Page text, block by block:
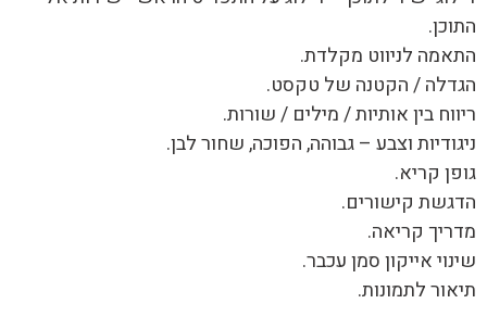
התוכן.
התאמה לניווט מקלדת.
הגדלה / הקטנה של טקסט.
ריווח בין אותיות / מילים / שורות.
ניגודיות וצבע – גבוהה, הפוכה, שחור לבן.
גופן קריא.
הדגשת קישורים.
מדריך קריאה.
שינוי אייקון סמן עכבר.
תיאור לתמונות.